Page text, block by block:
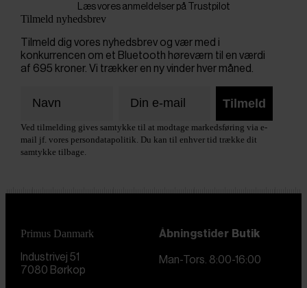
Læs vores anmeldelser på Trustpilot
Tilmeld nyhedsbrev
Tilmeld dig vores nyhedsbrev og vær med i
konkurrencen om et Bluetooth høreværn til en værdi
af 695 kroner. Vi trækker en ny vinder hver måned.
Tilmeld
Ved tilmelding gives samtykke til at modtage markedsføring via e-
mail jf. vores persondatapolitik. Du kan til enhver tid trække dit
samtykke tilbage.
Primus Danmark
Industrivej 51
7080 Børkop
Åbningstider Butik
Man-Tors. 8:00-16:00